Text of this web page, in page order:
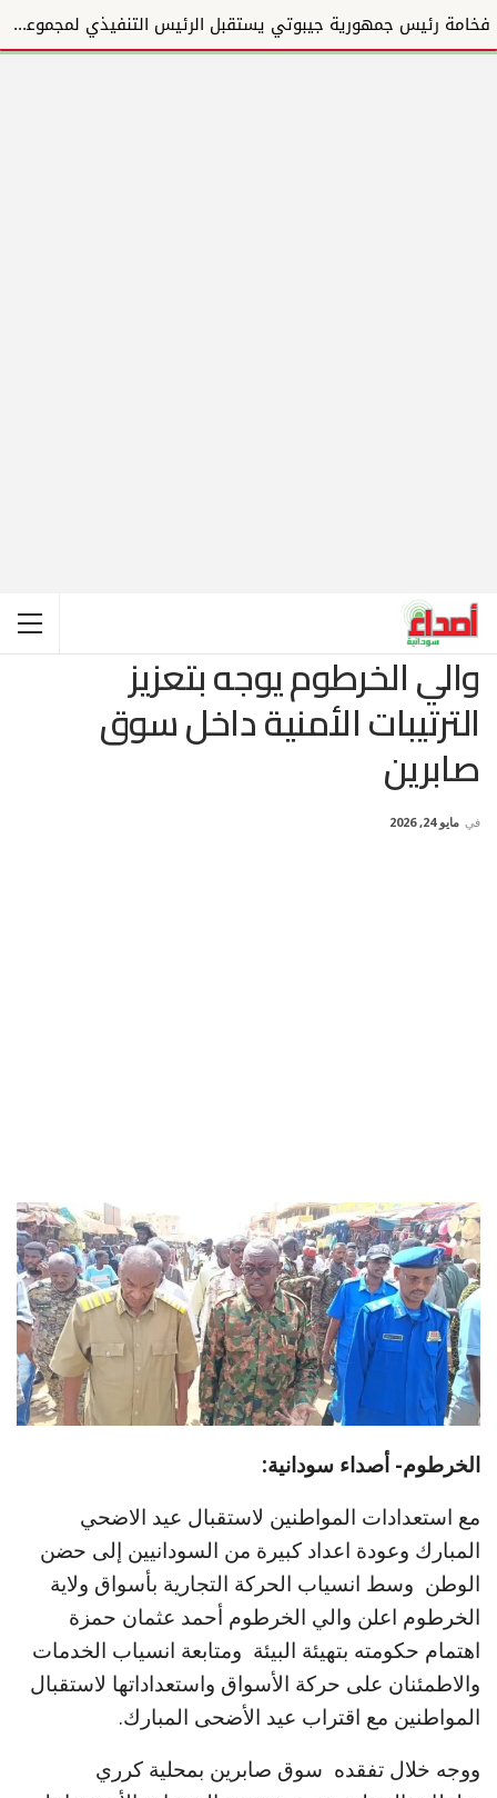
فخامة رئيس جمهورية جيبوتي يستقبل الرئيس التنفيذي لمجموعة المبارك للإنشاءات والتطوير العقاري ويؤكد دع...
والي الخرطوم يوجه بتعزيز
الترتيبات الأمنية داخل سوق
صابرين
في مايو 24, 2026
الخرطوم- أصداء سودانية:
مع استعدادات المواطنين لاستقبال عيد الاضحي
المبارك وعودة اعداد كبيرة من السودانيين إلى حضن
الوطن وسط انسياب الحركة التجارية بأسواق ولاية
الخرطوم اعلن والي الخرطوم أحمد عثمان حمزة
اهتمام حكومته بتهيئة البيئة ومتابعة انسياب الخدمات
والاطمئنان على حركة الأسواق واستعداداتها لاستقبال
المواطنين مع اقتراب عيد الأضحى المبارك.
ووجه خلال تفقده سوق صابرين بمحلية كرري